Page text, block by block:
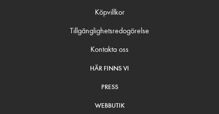
Köpvillkor
Tillgänglighetsredogörelse
Kontakta oss
HÄR FINNS VI
PRESS
WEBBUTIK